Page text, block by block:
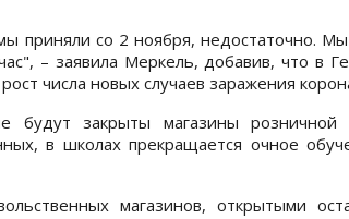
приняли со 2 ноября, недостаточно.
– заявила Меркель, добавив, что в
числа новых случаев заражения
будут закрыты магазины розничной
в школах прекращается очное
магазинов, открытыми